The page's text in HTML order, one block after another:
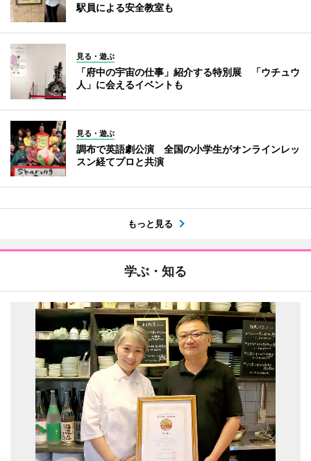
駅員による安全教室も
見る・遊ぶ
「府中の宇宙の仕事」紹介する特別展 「ウチュウ
人」に会えるイベントも
見る・遊ぶ
調布で英語劇公演 全国の小学生がオンラインレッ
スン経てプロと共演
もっと見る
学ぶ・知る